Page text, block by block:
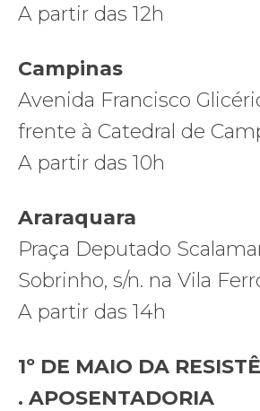
A partir das 12h
Campinas
Avenida Francisco
frente à Catedral de
A partir das 10h
Araraquara
Praça Deputado
Sobrinho, s/n. na Vila
A partir das 14h
1º DE MAIO DA
. APOSENTADORIA